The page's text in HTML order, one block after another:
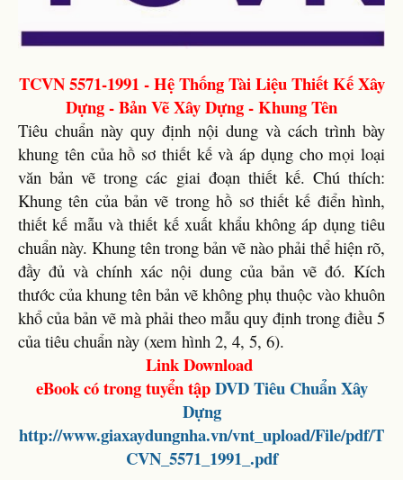
TCVN 5571-1991 - Hệ Thống Tài Liệu Thiết Kế Xây
Dựng - Bản Vẽ Xây Dựng - Khung Tên
Tiêu chuẩn này quy định nội dung và cách trình bày
khung tên của hồ sơ thiết kế và áp dụng cho mọi loại
văn bản vẽ trong các giai đoạn thiết kế. Chú thích:
Khung tên của bản vẽ trong hồ sơ thiết kế điển hình,
thiết kế mẫu và thiết kế xuất khẩu không áp dụng tiêu
chuẩn này. Khung tên trong bản vẽ nào phải thể hiện rõ,
đầy đủ và chính xác nội dung của bản vẽ đó. Kích
thước của khung tên bản vẽ không phụ thuộc vào khuôn
khổ của bản vẽ mà phải theo mẫu quy định trong điều 5
của tiêu chuẩn này (xem hình 2, 4, 5, 6).
Link Download
eBook có trong tuyển tậpDVDTiêu Chuẩn Xây
Dựng
http://www.giaxaydungnha.vn/vnt_upload/File/pdf/T
CVN_5571_1991_.pdf